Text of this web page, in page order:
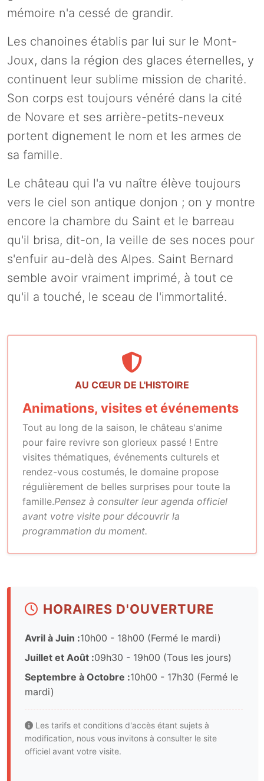
mémoire n'a cessé de grandir.
Les chanoines établis par lui sur le Mont-
Joux, dans la région des glaces éternelles, y
continuent leur sublime mission de charité.
Son corps est toujours vénéré dans la cité
de Novare et ses arrière-petits-neveux
portent dignement le nom et les armes de
sa famille.
Le château qui l'a vu naître élève toujours
vers le ciel son antique donjon ; on y montre
encore la chambre du Saint et le barreau
qu'il brisa, dit-on, la veille de ses noces pour
s'enfuir au-delà des Alpes. Saint Bernard
semble avoir vraiment imprimé, à tout ce
qu'il a touché, le sceau de l'immortalité.
AU CŒUR DE L'HISTOIRE
Animations, visites et événements
Tout au long de la saison, le château s'anime
pour faire revivre son glorieux passé ! Entre
visites thématiques, événements culturels et
rendez-vous costumés, le domaine propose
régulièrement de belles surprises pour toute la
famille.Pensez à consulter leur agenda officiel
avant votre visite pour découvrir la
programmation du moment.
HORAIRES D'OUVERTURE
Avril à Juin :10h00 - 18h00 (Fermé le mardi)
Juillet et Août :09h30 - 19h00 (Tous les jours)
Septembre à Octobre :10h00 - 17h30 (Fermé le
mardi)
Les tarifs et conditions d'accès étant sujets à
modification, nous vous invitons à consulter le site
officiel avant votre visite.